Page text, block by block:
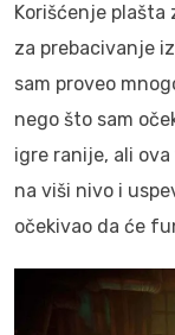
Korišćenje plašta
za prebacivanje
sam proveo
nego što sam
igre ranije, ali
na viši nivo i
očekivao da će